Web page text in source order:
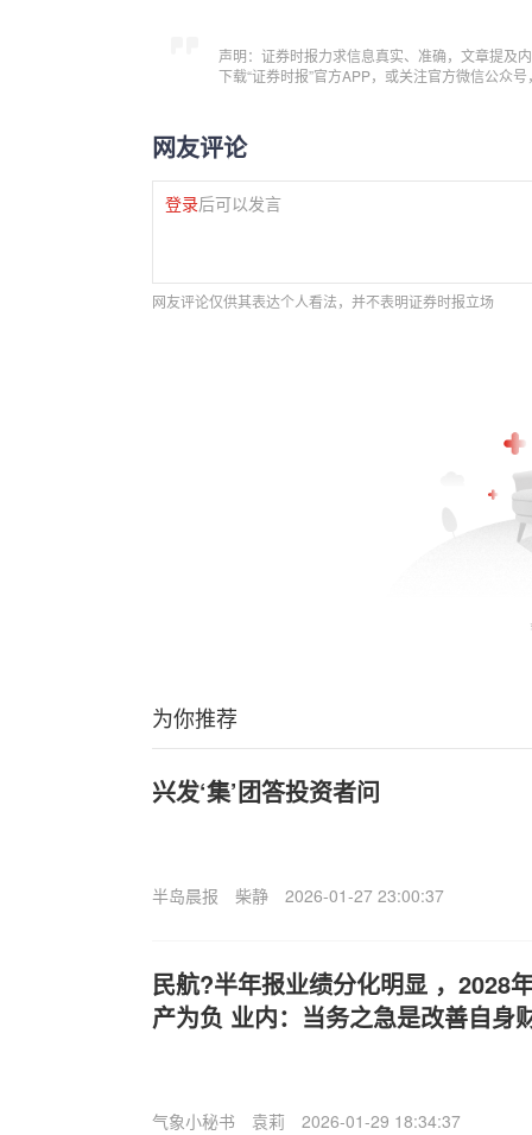
声明：证券时报力求信息真实、准确，文章提及
下载“证券时报”官方APP，或关注官方微信公众
网友评论
登录后可以发言
网友评论仅供其表达个人看法，并不表明证券时报立场
为你推荐
兴发‘集’团答投资者问
半岛晨报 柴静 2026-01-27 23:00:37
民航?半年报业绩分化明显 ，2028
产为负 业内：当务之急是改善自身
气象小秘书 袁莉 2026-01-29 18:34:37